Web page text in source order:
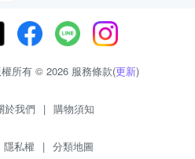
所有 © 2026 服務條款(更新)
於我們 | 購物須知
隱私權 | 分類地圖